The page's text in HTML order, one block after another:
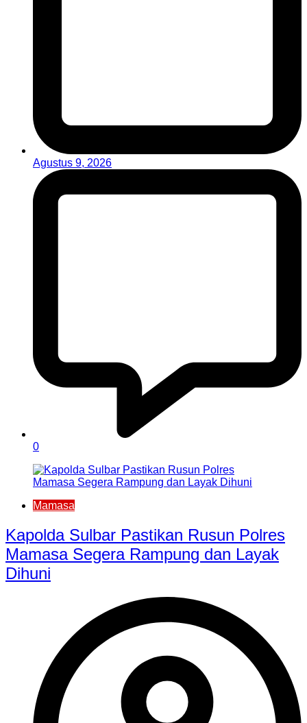
Agustus 9, 2026
0
Mamasa
Kapolda Sulbar Pastikan Rusun Polres
Mamasa Segera Rampung dan Layak
Dihuni